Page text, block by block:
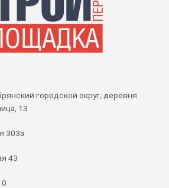
городской округ, деревня
13
303а
43